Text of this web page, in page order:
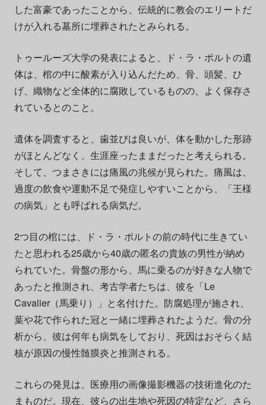
した富豪であったことから、伝統的に教会のエリートだ
けが入れる墓所に埋葬されたとみられる。
トゥールーズ大学の発表によると、ド・ラ・ポルトの遺
体は、棺の中に酸素が入り込んだため、骨、頭髪、ひ
げ、織物など全体的に腐敗しているものの、よく保存さ
れているとのこと。
遺体を調査すると、歯並びは良いが、体を動かした形跡
がほとんどなく、生涯座ったままだったと考えられる。
そして、つまさきには痛風の兆候が見られた。痛風は、
過度の飲食や運動不足で発症しやすいことから、「王様
の病気」とも呼ばれる病気だ。
2つ目の棺には、ド・ラ・ポルトの前の時代に生きてい
たと思われる25歳から40歳の匿名の貴族の男性が納め
られていた。骨盤の形から、馬に乗るのが好きな人物で
あったと推測され、考古学者たちは、彼を「Le
Cavalier（馬乗り）」と名付けた。防腐処理が施され、
葉や花で作られた冠と一緒に埋葬されたようだ。骨の分
析から、彼は何年も病気をしており、死因はおそらく結
核が原因の慢性髄膜炎と推測される。
これらの発見は、医療用の画像撮影機器の技術進化のた
まものだ。現在、彼らの出生地や死因の特定など、さら